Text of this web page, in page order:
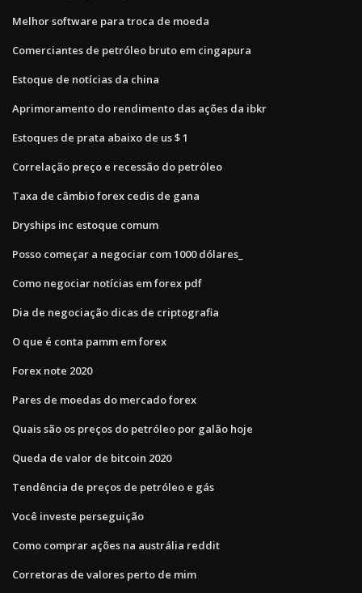
Melhor software para troca de moeda
Comerciantes de petróleo bruto em cingapura
Estoque de notícias da china
Aprimoramento do rendimento das ações da ibkr
Estoques de prata abaixo de us $ 1
Correlação preço e recessão do petróleo
Taxa de câmbio forex cedis de gana
Dryships inc estoque comum
Posso começar a negociar com 1000 dólares_
Como negociar notícias em forex pdf
Dia de negociação dicas de criptografia
O que é conta pamm em forex
Forex note 2020
Pares de moedas do mercado forex
Quais são os preços do petróleo por galão hoje
Queda de valor de bitcoin 2020
Tendência de preços de petróleo e gás
Você investe perseguição
Como comprar ações na austrália reddit
Corretoras de valores perto de mim